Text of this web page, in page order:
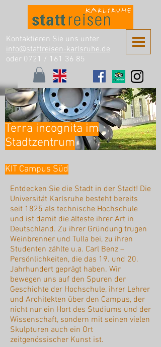
Kontaktieren Sie uns unter
info@stattreisen-karlsruhe.de
oder 0721 / 161 36 85
Terra incognita im
Stadtzentrum
KIT Campus Süd
Entdecken Sie die Stadt in der Stadt! Die
Universität Karlsruhe besteht bereits
seit 1825 als technische Hochschule
und ist damit die älteste ihrer Art in
Deutschland. Zu ihrer Gründung trugen
Weinbrenner und Tulla bei, zu ihren
Studenten zählte u.a. Carl Benz –
Persönlichkeiten, die das 19. und 20.
Jahrhundert geprägt haben. Wir
bewegen uns auf den Spuren der
Geschichte der Hochschule, ihrer Lehrer
und Architekten über den Campus, der
nicht nur ein Hort des Studiums und der
Wissenschaft, sondern mit seinen vielen
Skulpturen auch ein Ort
zeitgenössischer Kunst ist.